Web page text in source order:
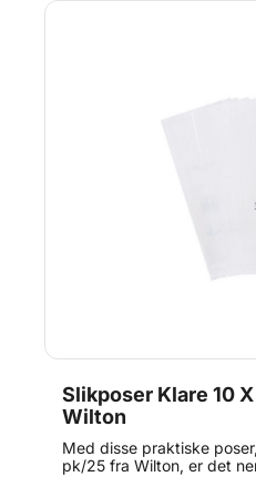
Slikposer Klare 10
Wilton
Med disse praktiske
pk/25 fra Wilton, er det